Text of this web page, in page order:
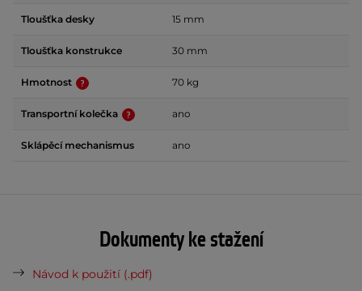
Tloušťka desky 15 mm
Tloušťka konstrukce 30 mm
Hmotnost 70 kg
Transportní kolečka ano
Sklápěcí mechanismus ano
Dokumenty ke stažení
Návod k použití (.pdf)